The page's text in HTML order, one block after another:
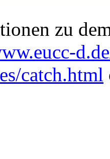
zu
catch.html